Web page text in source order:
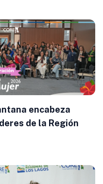
encabeza
de la Región